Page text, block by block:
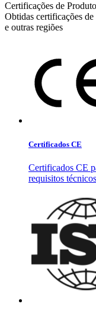
Certificações de
Obtidas certificações
e outras regiões
Certificados CE
Certificados CE
requisitos